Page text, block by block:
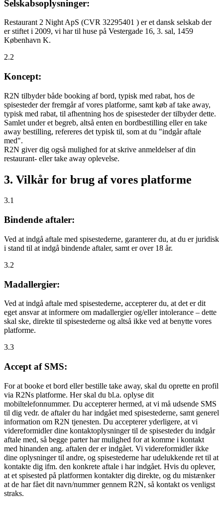
Selskabsoplysninger:
Restaurant 2 Night ApS (CVR 32295401 ) er et dansk selskab der
er stiftet i 2009, vi har til huse på Vestergade 16, 3. sal, 1459
København K.
2.2
Koncept:
R2N tilbyder både booking af bord, typisk med rabat, hos de
spisesteder der fremgår af vores platforme, samt køb af take away,
typisk med rabat, til afhentning hos de spisesteder der tilbyder dette.
Samlet under et begreb, altså enten en bordbestilling eller en take
away bestilling, refereres det typisk til, som at du "indgår aftale
med".
R2N giver dig også mulighed for at skrive anmeldelser af din
restaurant- eller take away oplevelse.
3. Vilkår for brug af vores platforme
3.1
Bindende aftaler:
Ved at indgå aftale med spisestederne, garanterer du, at du er juridisk
i stand til at indgå bindende aftaler, samt er over 18 år.
3.2
Madallergier:
Ved at indgå aftale med spisestederne, accepterer du, at det er dit
eget ansvar at informere om madallergier og/eller intolerance – dette
skal ske, direkte til spisestederne og altså ikke ved at benytte vores
platforme.
3.3
Accept af SMS:
For at booke et bord eller bestille take away, skal du oprette en profil
via R2Ns platforme. Her skal du bl.a. oplyse dit
mobiltelefonnummer. Du accepterer hermed, at vi må udsende SMS
til dig vedr. de aftaler du har indgået med spisestederne, samt generel
information om R2N tjenesten. Du accepterer yderligere, at vi
videreformidler dine kontaktoplysninger til de spisesteder du indgår
aftale med, så begge parter har mulighed for at komme i kontakt
med hinanden ang. aftalen der er indgået. Vi videreformidler ikke
dine oplysninger til andre, og spisestederne har udelukkende ret til at
kontakte dig ifm. den konkrete aftale i har indgået. Hvis du oplever,
at et spisested på platformen kontakter dig direkte, og du mistænker
at de har fået dit navn/nummer gennem R2N, så kontakt os venligst
straks.